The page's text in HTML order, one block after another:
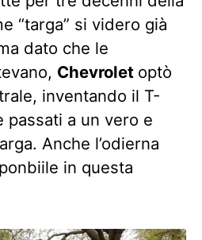
“targa” si videro già
dato che le
Chevrolet optò
inventando il T-
passati a un vero e
Anche l’odierna
in questa